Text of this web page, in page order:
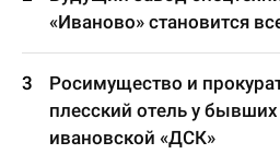
«Иваново» становится
Росимущество и
плесский отель у
ивановской «ДСК»